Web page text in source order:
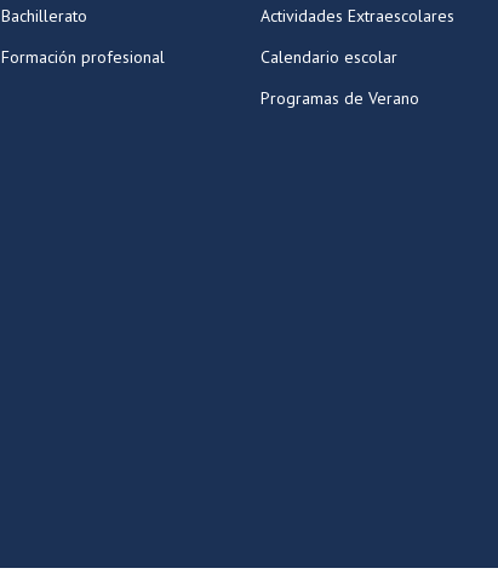
Bachillerato
Formación profesional
Actividades Extraescolares
Calendario escolar
Programas de Verano